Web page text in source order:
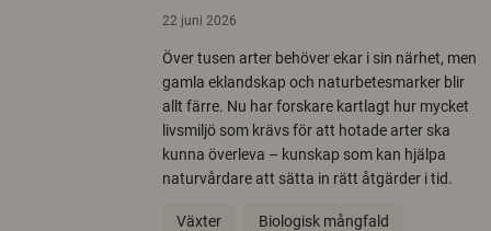
22 juni 2026
Över tusen arter behöver ekar i sin närhet, men
gamla eklandskap och naturbetesmarker blir
allt färre. Nu har forskare kartlagt hur mycket
livsmiljö som krävs för att hotade arter ska
kunna överleva – kunskap som kan hjälpa
naturvårdare att sätta in rätt åtgärder i tid.
Växter Biologisk mångfald